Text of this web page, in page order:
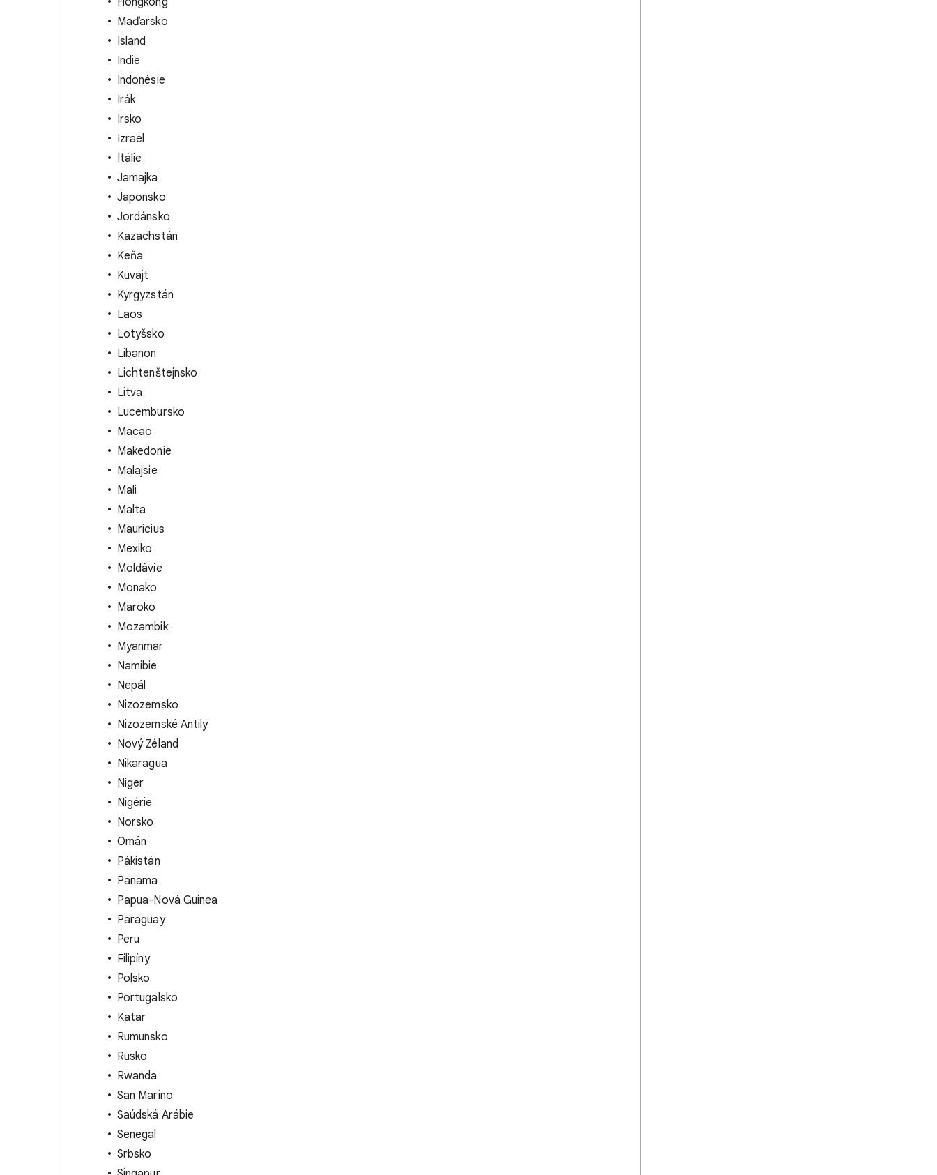
Maďarsko
Island
Indie
Indonésie
Irák
Irsko
Izrael
Itálie
Jamajka
Japonsko
Jordánsko
Kazachstán
Keňa
Kuvajt
Kyrgyzstán
Laos
Lotyšsko
Libanon
Lichtenštejnsko
Litva
Lucembursko
Macao
Makedonie
Malajsie
Mali
Malta
Mauricius
Mexiko
Moldávie
Monako
Maroko
Mozambik
Myanmar
Namibie
Nepál
Nizozemsko
Nizozemské Antily
Nový Zéland
Nikaragua
Niger
Nigérie
Norsko
Omán
Pákistán
Panama
Papua-Nová Guinea
Paraguay
Peru
Filipíny
Polsko
Portugalsko
Katar
Rumunsko
Rusko
Rwanda
San Marino
Saúdská Arábie
Senegal
Srbsko